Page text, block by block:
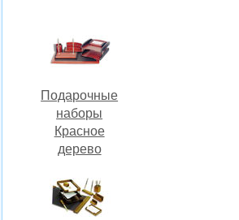
Подарочные
наборы
Красное
дерево